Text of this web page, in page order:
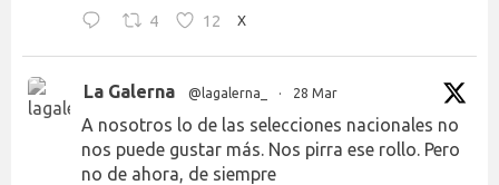
4 12 X
La Galerna @lagalerna_ · 28 Mar
A nosotros lo de las selecciones nacionales no
nos puede gustar más. Nos pirra ese rollo. Pero
no de ahora, de siempre